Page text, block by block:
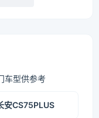
车型供参考
安CS75PLUS